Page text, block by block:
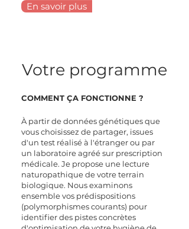
En savoir plus
Votre programme
COMMENT ÇA FONCTIONNE ?
À partir de données génétiques que
vous choisissez de partager, issues
d'un test réalisé à l'étranger ou par
un laboratoire agréé sur prescription
médicale. Je propose une lecture
naturopathique de votre terrain
biologique. Nous examinons
ensemble vos prédispositions
(polymorphismes courants) pour
identifier des pistes concrètes